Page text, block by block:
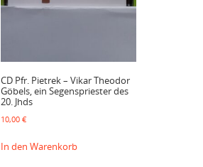
CD Pfr. Pietrek – Vikar Theodor
Göbels, ein Segenspriester des
20. Jhds
10,00€
In den Warenkorb